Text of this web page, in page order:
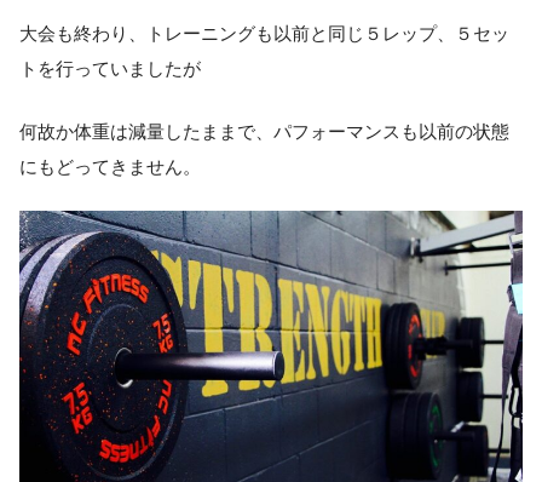
大会も終わり、トレーニングも以前と同じ５レップ、５セッ
トを行っていましたが
何故か体重は減量したままで、パフォーマンスも以前の状態
にもどってきません。